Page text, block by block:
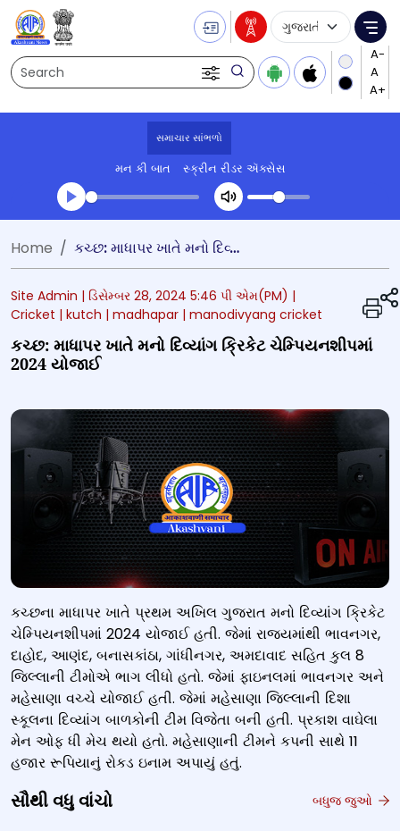
Search
Language
સમાચાર સાંભળો
મન કી બાત સ્ક્રીન રીડર ઍક્સેસ
Transcript summary
પ્લે ઓડિયો
Home કચ્છ: માધાપર ખાતે મનો દિવ્યાંગ ક્રિકેટ ચેમ્પિયનશીપમાં 2024 યોજાઈ
Site Admin | ડિસેમ્બર 28, 2024 5:46 પી એમ(PM) |
Cricket | kutch | madhapar | manodivyang cricket
કચ્છ: માધાપર ખાતે મનો દિવ્યાંગ ક્રિકેટ ચેમ્પિયનશીપમાં
2024 યોજાઈ
કચ્છના માધાપર ખાતે પ્રથમ અખિલ ગુજરાત મનો દિવ્યાંગ ક્રિકેટ
ચેમ્પિયનશીપમાં 2024 યોજાઈ હતી. જેમાં રાજ્યમાંથી ભાવનગર,
દાહોદ, આણંદ, બનાસકાંઠા, ગાંધીનગર, અમદાવાદ સહિત કુલ 8
જિલ્લાની ટીમોએ ભાગ લીધો હતો. જેમાં ફાઇનલમાં ભાવનગર અને
મહેસાણા વચ્ચે યોજાઈ હતી. જેમાં મહેસાણા જિલ્લાની દિશા
સ્કૂલના દિવ્યાંગ બાળકોની ટીમ વિજેતા બની હતી. પ્રકાશ વાઘેલા
મેન ઓફ ધી મેચ થયો હતો. મહેસાણાની ટીમને કપની સાથે 11
હજાર રૂપિયાનું રોકડ ઇનામ અપાયું હતું.
સૌથી વધુ વાંચો બધુજ જુઓ